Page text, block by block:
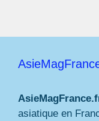
asiatique en